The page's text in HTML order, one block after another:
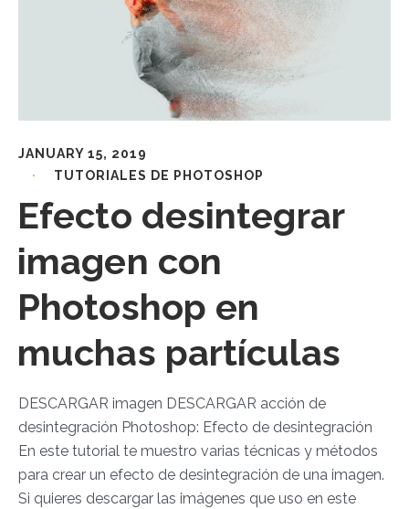
JANUARY 15, 2019
TUTORIALES DE PHOTOSHOP
Efecto desintegrar
imagen con
Photoshop en
muchas partículas
DESCARGAR imagen DESCARGAR acción de
desintegración Photoshop: Efecto de desintegración
En este tutorial te muestro varias técnicas y métodos
para crear un efecto de desintegración de una imagen.
Si quieres descargar las imágenes que uso en este